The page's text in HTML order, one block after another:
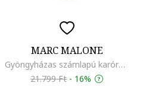
MARC MALONE
Gyöngyházas számlapú karóra, Aranyszín
21.799 Ft - 16%